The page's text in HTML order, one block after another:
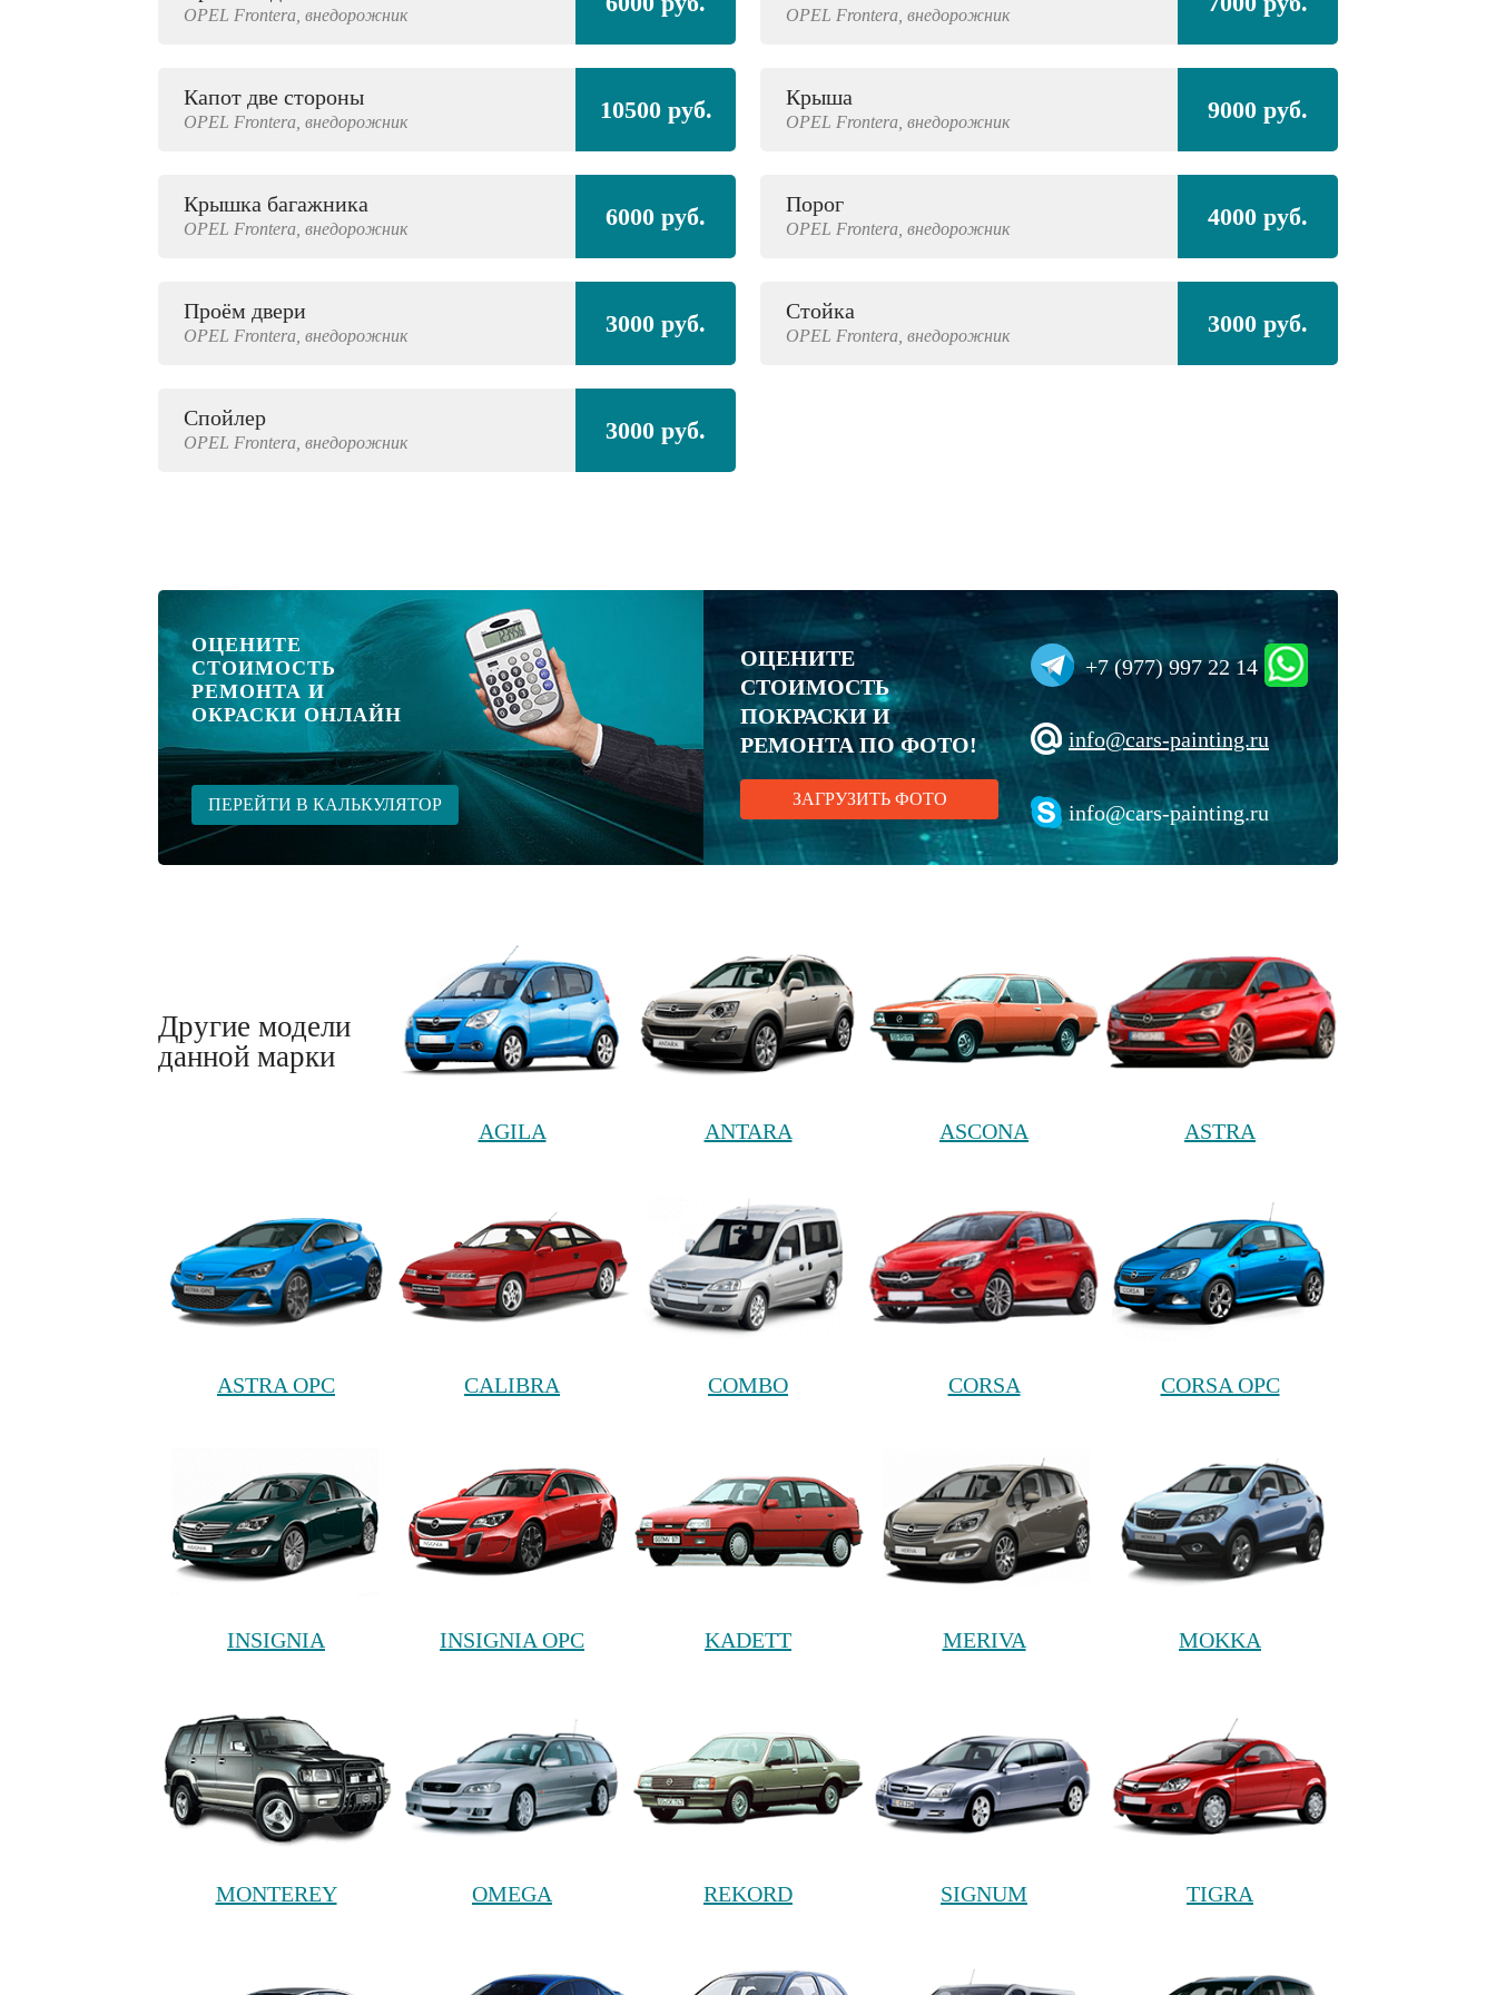
OPEL Frontera, внедорожник OPEL Frontera, внедорожник
Капот две стороны
OPEL Frontera, внедорожник 10500 руб. Крыша
OPEL Frontera, внедорожник 9000 руб.
Крышка багажника
OPEL Frontera, внедорожник 6000 руб. Порог
OPEL Frontera, внедорожник 4000 руб.
Проём двери
OPEL Frontera, внедорожник 3000 руб. Стойка
OPEL Frontera, внедорожник 3000 руб.
Спойлер
OPEL Frontera, внедорожник 3000 руб.
ОЦЕНИТЕ
СТОИМОСТЬ
РЕМОНТА И
ОКРАСКИ ОНЛАЙН
ПЕРЕЙТИ В КАЛЬКУЛЯТОР
ОЦЕНИТЕ
СТОИМОСТЬ
ПОКРАСКИ И
РЕМОНТА ПО ФОТО!
ЗАГРУЗИТЬ ФОТО
+7 (977) 997 22 14
info@cars-painting.ru
info@cars-painting.ru
Другие модели
данной марки
AGILA ANTARA ASCONA ASTRA
ASTRA OPC CALIBRA COMBO CORSA CORSA OPC
INSIGNIA INSIGNIA OPC KADETT MERIVA MOKKA
MONTEREY OMEGA REKORD SIGNUM TIGRA